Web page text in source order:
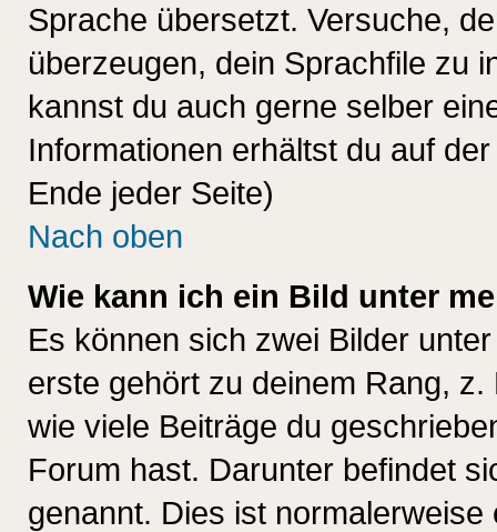
Sprache übersetzt. Versuche,
überzeugen, dein Sprachfile zu
kannst du auch gerne selber
Informationen erhältst du auf
Ende jeder Seite)
Nach oben
Wie kann ich ein Bild unter
Es können sich zwei Bilder
erste gehört zu deinem Rang,
wie viele Beiträge du
Forum hast. Darunter befindet
genannt. Dies ist